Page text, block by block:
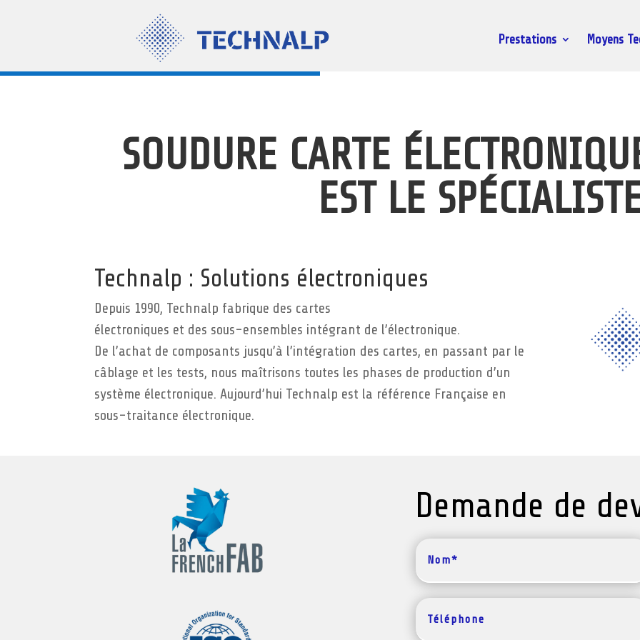
Prestations Moyens
SOUDURE CARTE
EST LE
Technalp : Solutions électroniques
Depuis 1990, Technalp fabrique des cartes
électroniques et des sous-ensembles intégrant de l’électronique.
De l’achat de composants jusqu’à l’intégration des cartes, en passant par le
câblage et les tests, nous maîtrisons toutes les phases de production d’un
système électronique. Aujourd’hui Technalp est la référence Française en
sous-traitance électronique.
Demande de